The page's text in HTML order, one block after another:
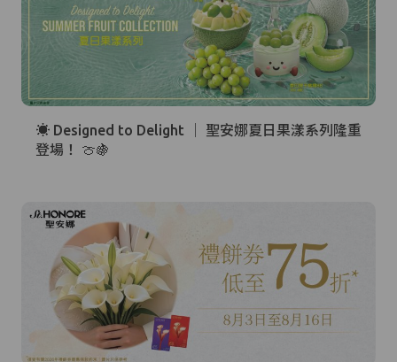
☀️ Designed to Delight ｜ 聖安娜夏日果漾系列隆重
登場！ 🍈🍇